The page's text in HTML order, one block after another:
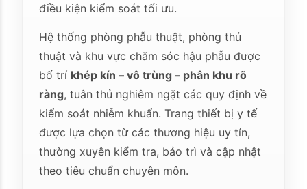
điều kiện kiểm soát tối ưu.
Hệ thống phòng phẫu thuật, phòng thủ
thuật và khu vực chăm sóc hậu phẫu được
bố trí khép kín – vô trùng – phân khu rõ
ràng, tuân thủ nghiêm ngặt các quy định về
kiểm soát nhiễm khuẩn. Trang thiết bị y tế
được lựa chọn từ các thương hiệu uy tín,
thường xuyên kiểm tra, bảo trì và cập nhật
theo tiêu chuẩn chuyên môn.